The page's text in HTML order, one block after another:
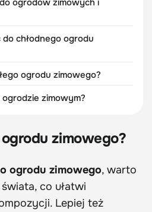
chłodnego ogrodu
ogrodu zimowego?
zimowym?
zimowego?
ogrodu zimowego, warto
co ułatwi
Lepiej też